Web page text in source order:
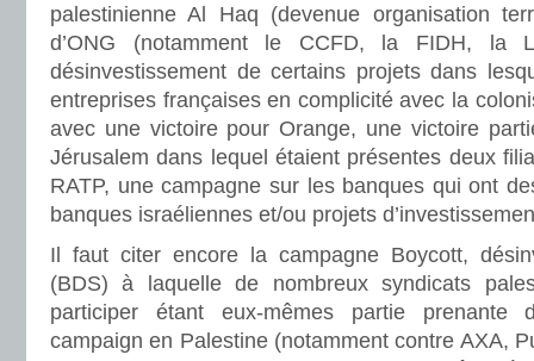
palestinienne Al Haq (devenue organisation
d’ONG (notamment le CCFD, la FIDH, la
désinvestissement de certains projets dans
entreprises françaises en complicité avec la
avec une victoire pour Orange, une victoire
Jérusalem dans lequel étaient présentes deux
RATP, une campagne sur les banques qui ont
banques israéliennes et/ou projets
Il faut citer encore la campagne Boycott,
(BDS) à laquelle de nombreux syndicats
participer étant eux-mêmes partie prenante
campaign en Palestine (notamment contre AXA,